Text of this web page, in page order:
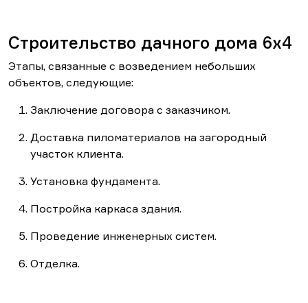
Строительство дачного дома 6x4
Этапы, связанные с возведением небольших
объектов, следующие:
Заключение договора с заказчиком.
Доставка пиломатериалов на загородный
участок клиента.
Установка фундамента.
Постройка каркаса здания.
Проведение инженерных систем.
Отделка.